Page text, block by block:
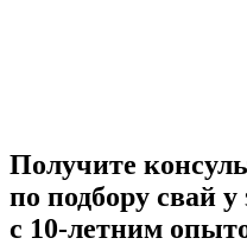
Получите
по подбору свай у
с 10-летним